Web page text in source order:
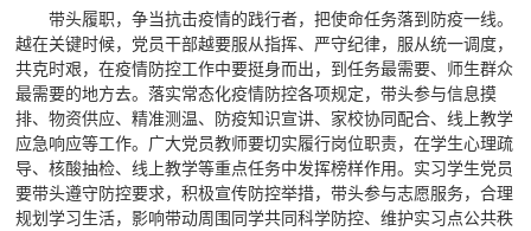
带头履职，争当抗击疫情的践行者，把使命任务落到防疫一线。
越在关键时候，党员干部越要服从指挥、严守纪律，服从统一调度，
共克时艰，在疫情防控工作中要挺身而出，到任务最需要、师生群众
最需要的地方去。落实常态化疫情防控各项规定，带头参与信息摸
排、物资供应、精准测温、防疫知识宣讲、家校协同配合、线上教学
应急响应等工作。广大党员教师要切实履行岗位职责，在学生心理疏
导、核酸抽检、线上教学等重点任务中发挥榜样作用。实习学生党员
要带头遵守防控要求，积极宣传防控举措，带头参与志愿服务，合理
规划学习生活，影响带动周围同学共同科学防控、维护实习点公共秩